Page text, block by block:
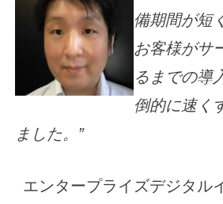
備期間が短
お客様がサ
るまでの導
倒的に速く
ました。”
エンタープライズデジタル